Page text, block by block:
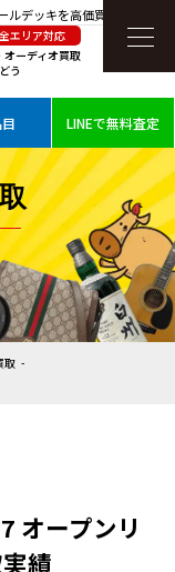
デッキを高価買取
エリア対応
ーディオ買取
う
LINEで無料査定
取
オープンリ
績